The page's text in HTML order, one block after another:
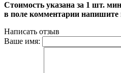
Стоимость указана за 1 шт.
в поле комментарии
Написать отзыв
Ваше имя: